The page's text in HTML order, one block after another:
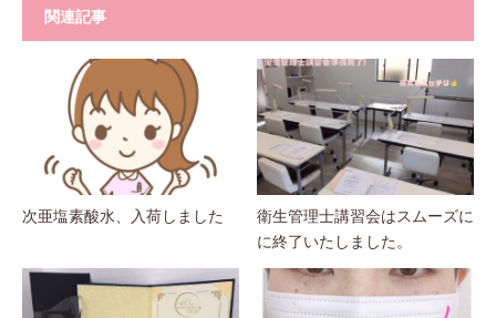
関連記事
次亜塩素酸水、入荷しました
衛生管理士講習会はスムーズに
に終了いたしました。